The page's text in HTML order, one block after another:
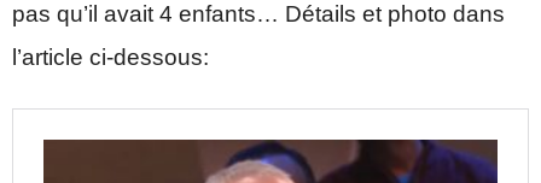
pas qu’il avait 4 enfants… Détails et photo dans
l’article ci-dessous: